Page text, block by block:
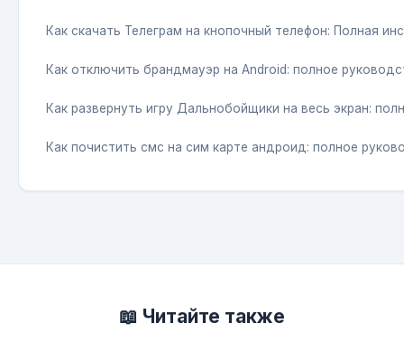
Как скачать Телеграм на кнопочный телефон: Полная
Как отключить брандмауэр на Android: полное
Как развернуть игру Дальнобойщики на весь экран:
Как почистить смс на сим карте андроид: полное
📖 Читайте также